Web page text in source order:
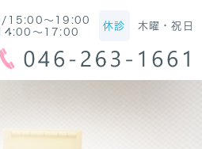
～19:00
～17:00
休診 木曜・祝日